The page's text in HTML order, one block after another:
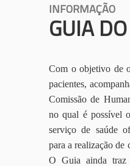
INFORMAÇÃO
GUIA
Com o objetivo de
pacientes,
Comissão de
no qual é possível
serviço de saúde
para a realização de
O Guia ainda traz